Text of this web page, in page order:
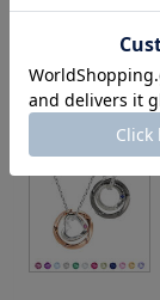
価格： 12,100円(税込)
2位